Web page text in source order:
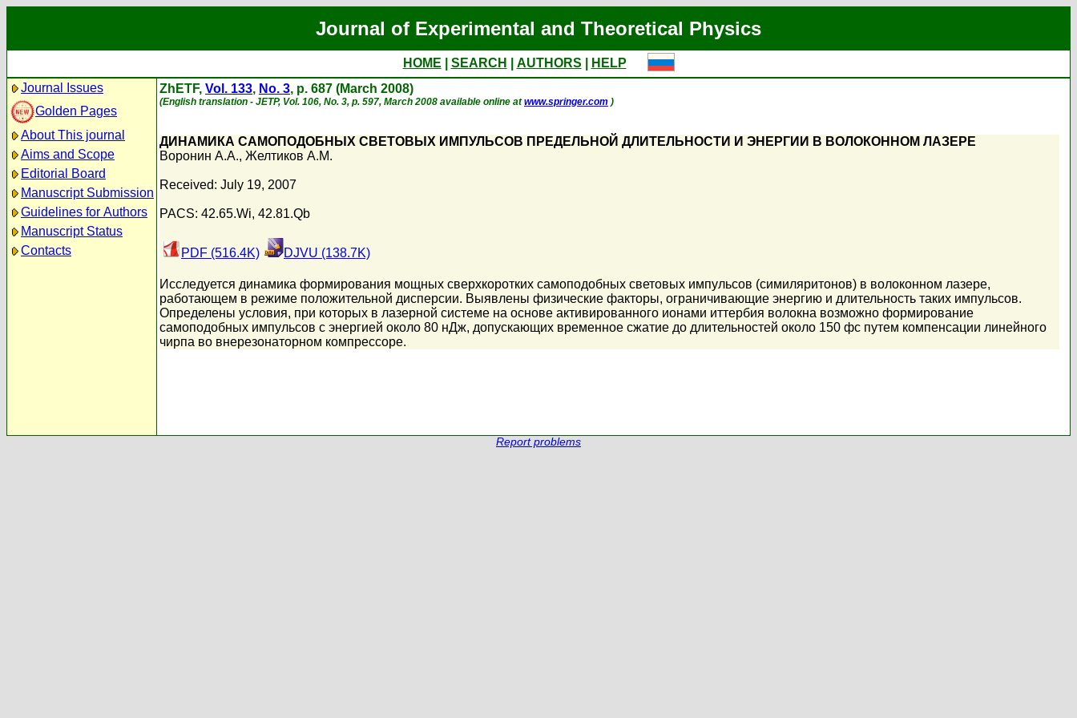
Journal of Experimental and Theoretical Physics
HOME SEARCH AUTHORS
HELP
Journal Issues
Golden Pages
About This journal
Aims and Scope
Editorial Board
Manuscript Submission
Guidelines for Authors
Manuscript Status
Contacts
ZhETF, Vol. 133, No. 3, p. 687 (March 2008)
(English translation - JETP, Vol. 106, No. 3, p. 597, March 2008 available online atwww.springer.com )
ДИНАМИКА САМОПОДОБНЫХ СВЕТОВЫХ ИМПУЛЬСОВ ПРЕДЕЛЬНОЙ ДЛИТЕЛЬНОСТИ И ЭНЕРГИИ В ВОЛОКОННОМ ЛАЗЕРЕ
Воронин А.А., Желтиков А.М.
Received: July 19, 2007
PACS: 42.65.Wi, 42.81.Qb
PDF (516.4K) DJVU (138.7K)
Исследуется динамика формирования мощных сверхкоротких самоподобных световых импульсов (симиляритонов) в волоконном лазере,
работающем в режиме положительной дисперсии. Выявлены физические факторы, ограничивающие энергию и длительность таких импульсов.
Определены условия, при которых в лазерной системе на основе активированного ионами иттербия волокна возможно формирование
самоподобных импульсов с энергией около 80 нДж, допускающих временное сжатие до длительностей около 150 фс путем компенсации линейного
чирпа во внерезонаторном компрессоре.
Report problems